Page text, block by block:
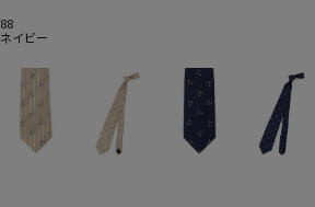
88
ネイビー